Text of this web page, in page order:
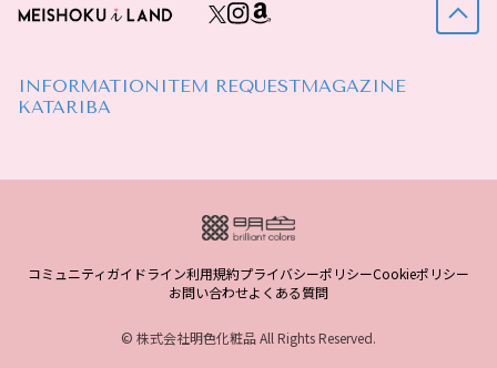
INFORMATION ITEM REQUESTMAGAZINE
KATARIBA
コミュニティガイドライン利用規約プライバシーポリシーCookieポリシー
お問い合わせよくある質問
© 株式会社明色化粧品 All Rights Reserved.